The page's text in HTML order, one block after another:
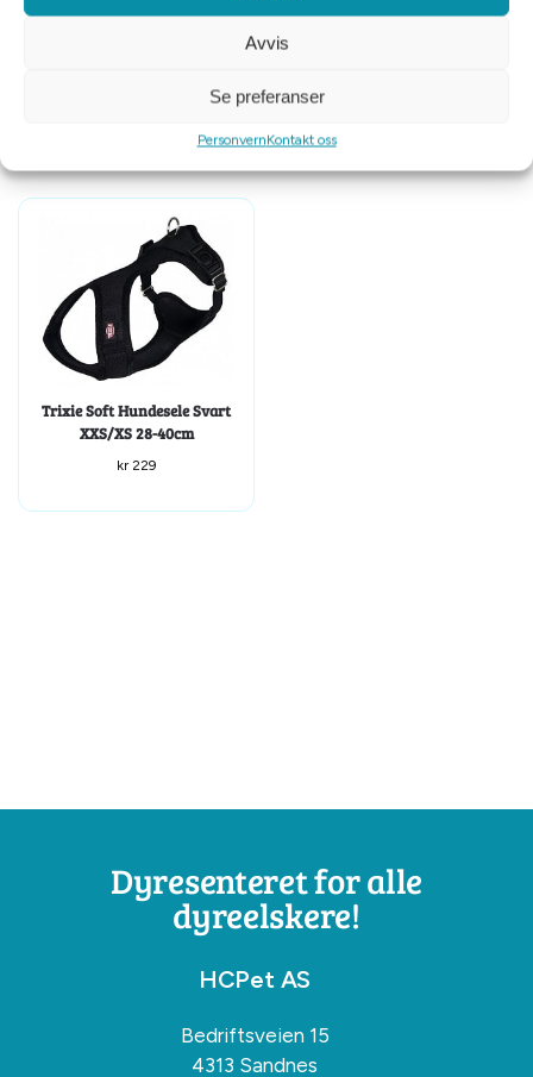
Avvis
Se preferanser
PersonvernKontakt oss
Trixie Soft Hundesele Svart
XXS/XS 28-40cm
kr229
Dyresenteret for alle
dyreelskere!
HCPet AS
Bedriftsveien 15
4313 Sandnes